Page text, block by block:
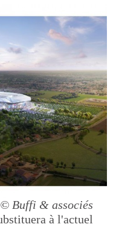
© Buffi & associés
à l'actuel